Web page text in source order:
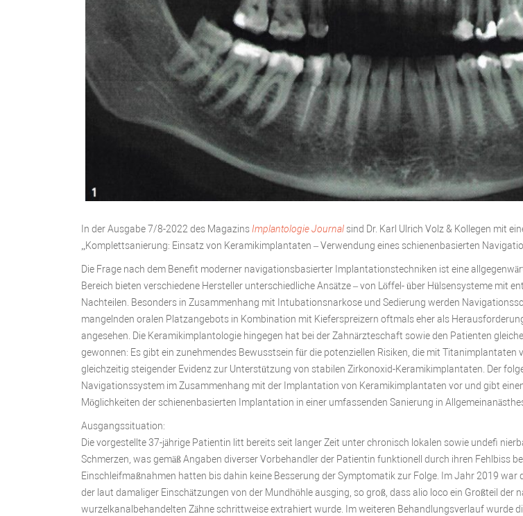
In der Ausgabe 7/8-2022 des Magazins Implantologie Journal sind Dr. Karl Ulrich Volz & Kollegen mit
„Komplettsanierung: Einsatz von Keramikimplantaten – Verwendung eines schienenbasierten
Die Frage nach dem Benefit moderner navigationsbasierter Implantationstechniken ist eine
Bereich bieten verschiedene Hersteller unterschiedliche Ansätze – von Löffel- über Hülsensysteme mit
Nachteilen. Besonders in Zusammenhang mit Intubationsnarkose und Sedierung werden
mangelnden oralen Platzangebots in Kombination mit Kieferspreizern oftmals eher als
angesehen. Die Keramikimplantologie hingegen hat bei der Zahnärzteschaft sowie den Patienten
gewonnen: Es gibt ein zunehmendes Bewusstsein für die potenziellen Risiken, die mit Titanimplantaten
gleichzeitig steigender Evidenz zur Unterstützung von stabilen Zirkonoxid-Keramikimplantaten. Der
Navigationssystem im Zusammenhang mit der Implantation von Keramikimplantaten vor und gibt
Möglichkeiten der schienenbasierten Implantation in einer umfassenden Sanierung in
Ausgangssituation:
Die vorgestellte 37-jährige Patientin litt bereits seit langer Zeit unter chronisch lokalen sowie undefi
Schmerzen, was gemäß Angaben diverser Vorbehandler der Patientin funktionell durch ihren Fehlbiss
Einschleifmaßnahmen hatten bis dahin keine Besserung der Symptomatik zur Folge. Im Jahr 2019 war
der laut damaliger Einschätzungen von der Mundhöhle ausging, so groß, dass alio loco ein Großteil der
wurzelkanalbehandelten Zähne schrittweise extrahiert wurde. Im weiteren Behandlungsverlauf wurde